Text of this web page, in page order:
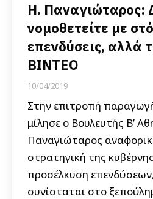
Η. Παναγιώταρος:
νομοθετείτε με
επενδύσεις, αλλά
ΒΙΝΤΕΟ
10/04/2019
Στην επιτροπή
μίλησε ο Βουλευτής Β’
Παναγιώταρος
στρατηγική της
προσέλκυση
συνίσταται στο